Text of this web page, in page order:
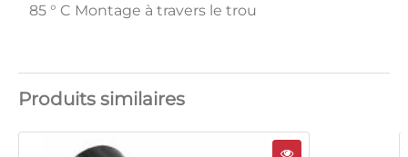
85 ° C Montage à travers le trou
Produits similaires